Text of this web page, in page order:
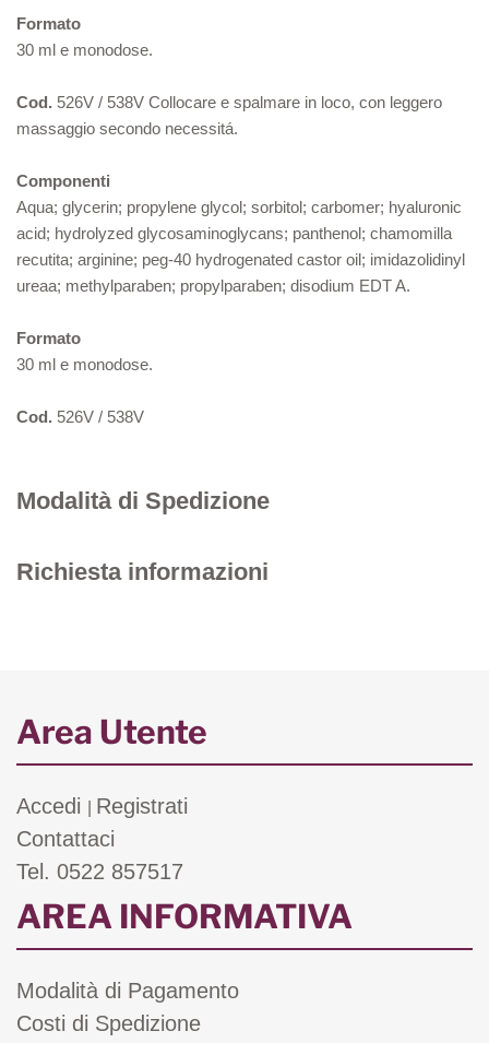
Formato
30 ml e monodose.
Cod. 526V / 538V Collocare e spalmare in loco, con leggero
massaggio secondo necessitá.
Componenti
Aqua; glycerin; propylene glycol; sorbitol; carbomer; hyaluronic
acid; hydrolyzed glycosaminoglycans; panthenol; chamomilla
recutita; arginine; peg-40 hydrogenated castor oil; imidazolidinyl
ureaa; methylparaben; propylparaben; disodium EDT A.
Formato
30 ml e monodose.
Cod. 526V / 538V
Modalità di Spedizione
Richiesta informazioni
Area Utente
Accedi
Registrati
Contattaci
Tel. 0522 857517
AREA INFORMATIVA
Modalità di Pagamento
Costi di Spedizione